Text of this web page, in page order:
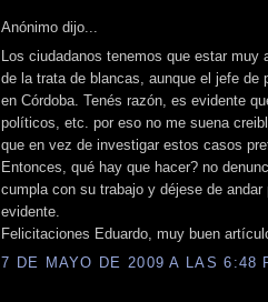
Anónimo dijo...
Los ciudadanos tenemos que estar
de la trata de blancas, aunque el jefe de
en Córdoba. Tenés razón, es evidente
políticos, etc. por eso no me suena
que en vez de investigar estos casos
Entonces, qué hay que hacer? no
cumpla con su trabajo y déjese de
evidente.
Felicitaciones Eduardo, muy buen
7 DE MAYO DE 2009 A LAS 6:48